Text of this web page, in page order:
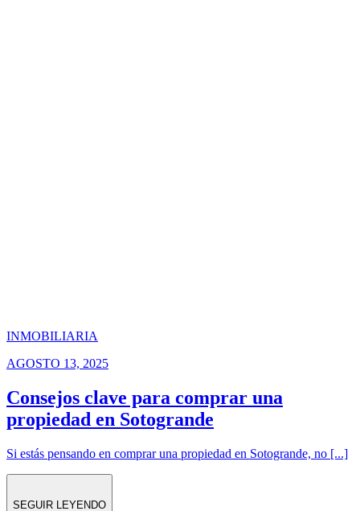
INMOBILIARIA
AGOSTO 13, 2025
Consejos clave para comprar una
propiedad en Sotogrande
Si estás pensando en comprar una propiedad en Sotogrande, no [...]
SEGUIR LEYENDO